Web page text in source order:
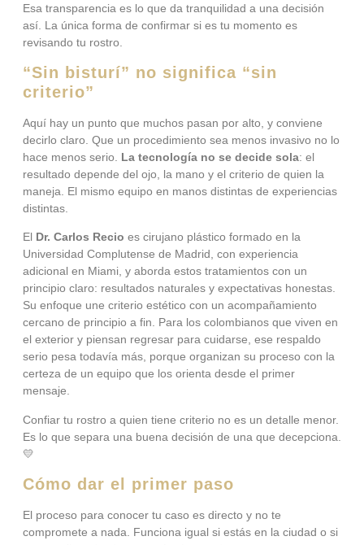
Esa transparencia es lo que da tranquilidad a una decisión
así. La única forma de confirmar si es tu momento es
revisando tu rostro.
“Sin bisturí” no significa “sin
criterio”
Aquí hay un punto que muchos pasan por alto, y conviene
decirlo claro. Que un procedimiento sea menos invasivo no lo
hace menos serio. La tecnología no se decide sola: el
resultado depende del ojo, la mano y el criterio de quien la
maneja. El mismo equipo en manos distintas de experiencias
distintas.
El Dr. Carlos Recio es cirujano plástico formado en la
Universidad Complutense de Madrid, con experiencia
adicional en Miami, y aborda estos tratamientos con un
principio claro: resultados naturales y expectativas honestas.
Su enfoque une criterio estético con un acompañamiento
cercano de principio a fin. Para los colombianos que viven en
el exterior y piensan regresar para cuidarse, ese respaldo
serio pesa todavía más, porque organizan su proceso con la
certeza de un equipo que los orienta desde el primer
mensaje.
Confiar tu rostro a quien tiene criterio no es un detalle menor.
Es lo que separa una buena decisión de una que decepciona.
💛
Cómo dar el primer paso
El proceso para conocer tu caso es directo y no te
compromete a nada. Funciona igual si estás en la ciudad o si